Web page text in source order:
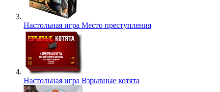
Настольная игра Место преступления
Настольная игра Взрывные котята